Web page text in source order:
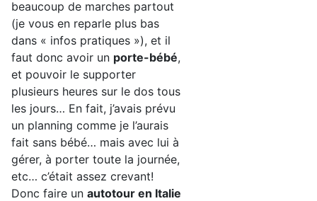
beaucoup de marches partout
(je vous en reparle plus bas
dans « infos pratiques »), et il
faut donc avoir un porte-bébé,
et pouvoir le supporter
plusieurs heures sur le dos tous
les jours… En fait, j’avais prévu
un planning comme je l’aurais
fait sans bébé… mais avec lui à
gérer, à porter toute la journée,
etc… c’était assez crevant!
Donc faire un autotour en Italie